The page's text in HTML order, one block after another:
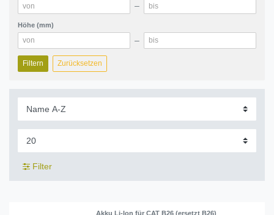
–
Höhe (mm)
–
Filtern Zurücksetzen
Filter
Akku Li-Ion für CAT B26 (ersetzt B26)